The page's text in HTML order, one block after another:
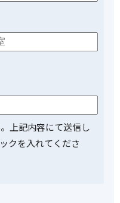
上記内容にて送信し
クを入れてくださ